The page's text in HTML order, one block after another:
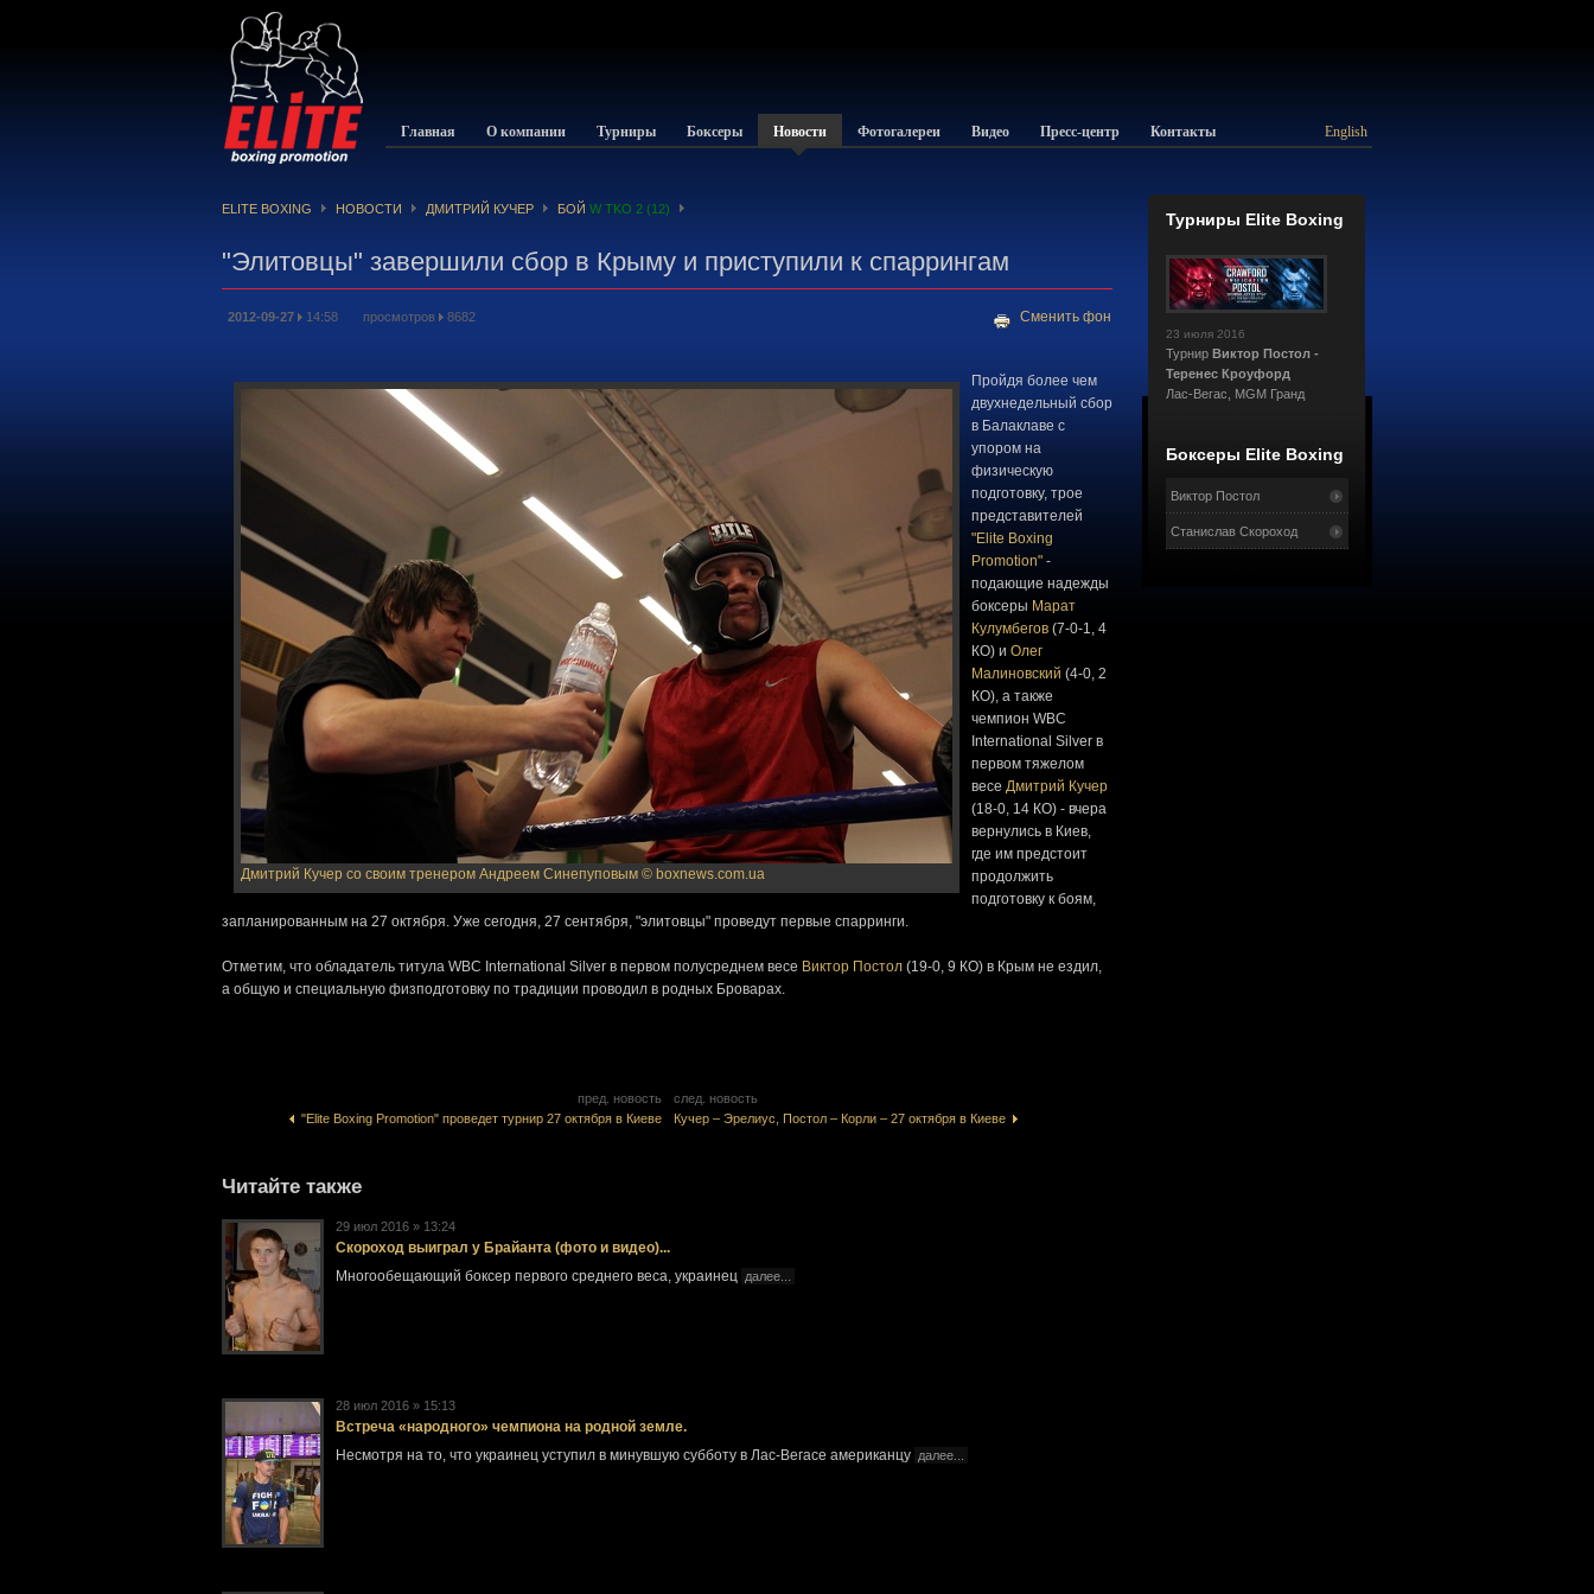
Главная О компании Турниры Боксеры Новости Фотогалереи Видео Пресс-центр Контакты English
ELITE BOXING НОВОСТИ ДМИТРИЙ КУЧЕР БОЙ W TKO 2 (12)
"Элитовцы" завершили сбор в Крыму и приступили к спаррингам
2012-09-27 14:58 просмотров 8682 Сменить фон
Дмитрий Кучер со своим тренером Андреем Синепуповым © boxnews.com.ua
Пройдя более чем
двухнедельный сбор
в Балаклаве с
упором на
физическую
подготовку, трое
представителей
"Elite Boxing
Promotion" -
подающие надежды
боксеры Марат
Кулумбегов (7-0-1, 4
КО) и Олег
Малиновский (4-0, 2
КО), а также
чемпион WBC
International Silver в
первом тяжелом
весе Дмитрий Кучер
(18-0, 14 КО) - вчера
вернулись в Киев,
где им предстоит
продолжить
подготовку к боям,
запланированным на 27 октября. Уже сегодня, 27 сентября, "элитовцы" проведут первые спарринги.
Отметим, что обладатель титула WBC International Silver в первом полусреднем весе Виктор Постол (19-0, 9 КО) в Крым не ездил,
а общую и специальную физподготовку по традиции проводил в родных Броварах.
пред. новость
"Elite Boxing Promotion" проведет турнир 27 октября в Киеве
след. новость
Кучер – Эрелиус, Постол – Корли – 27 октября в Киеве
Читайте также
29 июл 2016 » 13:24
Скороход выиграл у Брайанта (фото и видео)...
Многообещающий боксер первого среднего веса, украинец далее...
28 июл 2016 » 15:13
Встреча «народного» чемпиона на родной земле.
Несмотря на то, что украинец уступил в минувшую субботу в Лас-Вегасе американцу далее...
Турниры Elite Boxing
23 июля 2016
Турнир Виктор Постол -
Теренес Кроуфорд
Лас-Вегас, MGM Гранд
Боксеры Elite Boxing
Виктор Постол
Станислав Скороход